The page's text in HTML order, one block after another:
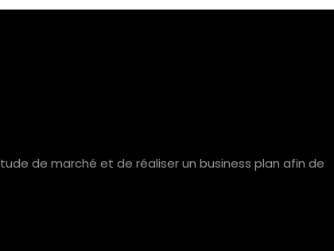
de marché et de réaliser un business plan afin de